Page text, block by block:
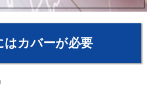
はカバーが必要